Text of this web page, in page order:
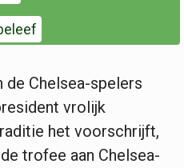
Chelsea-spelers
vrolijk
het voorschrijft,
trofee aan Chelsea-